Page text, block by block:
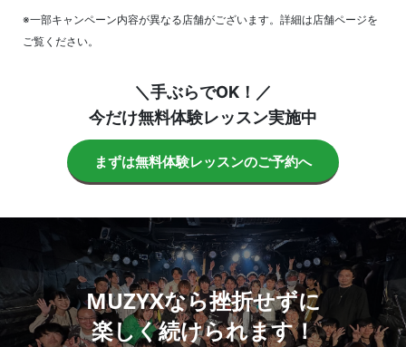
※一部キャンペーン内容が異なる店舗がございます。詳細は店舗ページを
ご覧ください。
＼手ぶらでOK！／
今だけ無料体験レッスン実施中
まずは無料体験レッスンのご予約へ
MUZYXなら挫折せずに
楽しく続けられます！